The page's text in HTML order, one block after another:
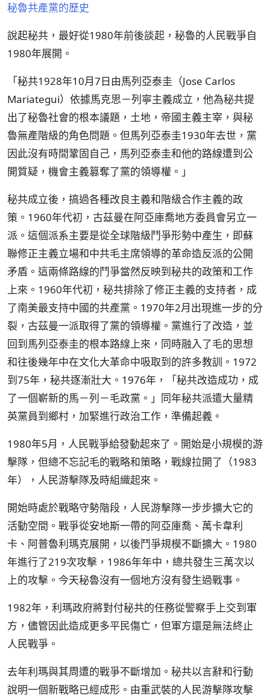
秘魯共產黨的歷史
說起秘共，最好從1980年前後談起，秘魯的人民戰爭自
1980年展開。
「秘共1928年10月7日由馬列亞泰圭（Jose Carlos
Mariategui）依據馬克思－列寧主義成立，他為秘共提
出了秘魯社會的根本議題，土地，帝國主義主宰，與秘
魯無產階級的角色問題。但馬列亞泰圭1930年去世，黨
因此沒有時間鞏固自己，馬列亞泰圭和他的路線遭到公
開質疑，機會主義篡奪了黨的領導權。」
秘共成立後，搞過各種改良主義和階級合作主義的政
策。1960年代初，古茲曼在阿亞庫喬地方委員會另立一
派。這個派系主要是從全球階級鬥爭形勢中產生，即蘇
聯修正主義立場和中共毛主席領導的革命造反派的公開
矛盾。這兩條路線的鬥爭當然反映到秘共的政策和工作
上來。1960年代初，秘共排除了修正主義的支持者，成
了南美最支持中國的共產黨。1970年2月出現進一步的分
裂，古茲曼一派取得了黨的領導權。黨進行了改造，並
回到馬列亞泰圭的根本路線上來，同時融入了毛的思想
和往後幾年中在文化大革命中吸取到的許多教訓。1972
到75年，秘共逐漸壯大。1976年，「秘共改造成功，成
了一個嶄新的馬－列－毛政黨。」同年秘共派遣大量精
英黨員到鄉村，加緊進行政治工作，準備起義。
1980年5月，人民戰爭給發動起來了。開始是小規模的游
擊隊，但總不忘記毛的戰略和策略，戰線拉開了（1983
年），人民游擊隊及時組織起來。
開始時處於戰略守勢階段，人民游擊隊一步步擴大它的
活動空間。戰爭從安地斯一帶的阿亞庫喬、萬卡韋利
卡、阿普魯利瑪克展開，以後鬥爭規模不斷擴大。1980
年進行了219次攻擊，1986年年中，總共發生三萬次以
上的攻擊。今天秘魯沒有一個地方沒有發生過戰事。
1982年，利瑪政府將對付秘共的任務從警察手上交到軍
方，儘管因此造成更多平民傷亡，但軍方還是無法終止
人民戰爭。
去年利瑪與其周遭的戰爭不斷增加。秘共以言辭和行動
說明一個新戰略已經成形。由重武裝的人民游擊隊攻擊